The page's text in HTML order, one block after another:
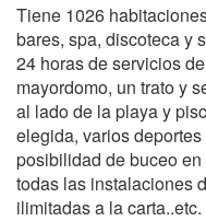
Tiene 1026
bares, spa, discoteca y
24 horas de servicios
mayordomo, un trato y
al lado de la playa y
elegida, varios
posibilidad de buceo
todas las instalaciones
ilimitadas a la carta..etc.